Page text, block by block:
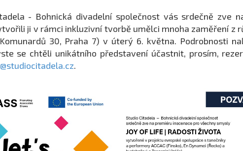
- Bohnická divadelní společnost vás srdečně zve
ji v rámci inkluzivní tvorbě umělci mnoha zaměření z
30, Praha 7) v úterý 6. května. Podrobnosti
se chtěli unikátního představení účastnit, prosím,
.